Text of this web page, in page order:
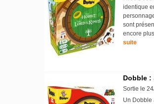
identique
sont
encore
suite
Dobble :
Sortie le
Un Dobble